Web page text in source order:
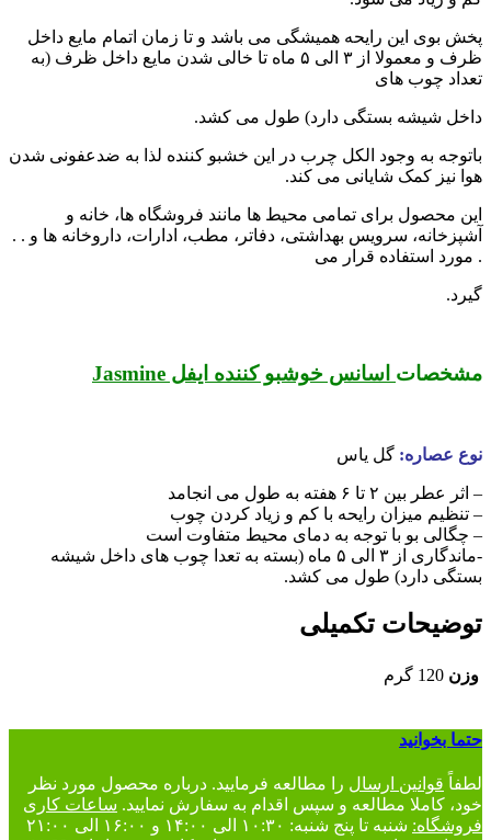
پخش بوی این رایحه همیشگی می باشد و تا زمان اتمام مایع داخل
ظرف و معمولا از ۳ الی ۵ ماه تا خالی شدن مایع داخل ظرف (به
تعداد چوب های
داخل شیشه بستگی دارد) طول می کشد.
باتوجه به وجود الکل چرب در این خشبو کننده لذا به ضدعفونی شدن
هوا نیز کمک شایانی می کند.
این محصول برای تمامی محیط ها مانند فروشگاه ها، خانه و
آشپزخانه، سرویس بهداشتی، دفاتر، مطب، ادارات، داروخانه ها و . .
. مورد استفاده قرار می
گیرد.
مشخصات اسانس خوشبو کننده ایفل Jasmine
نوع عصاره: گل یاس
– اثر عطر بین ۲ تا ۶ هفته به طول می انجامد
– تنظیم میزان رایحه با کم و زیاد کردن چوب
– چگالی بو با توجه به دمای محیط متفاوت است
-ماندگاری از ۳ الی ۵ ماه (بسته به تعدا چوب های داخل شیشه
بستگی دارد) طول می کشد.
توضیحات تکمیلی
وزن 120 گرم
حتما بخوانید
لطفاً قوانین ارسال را مطالعه فرمایید. درباره محصول مورد نظر
خود، کاملا مطالعه و سپس اقدام به سفارش نمایید. ساعات کاری
فروشگاه:
شنبه تا پنج شنبه: ۱۰:۳۰ الی ۱۴:۰۰ و ۱۶:۰۰ الی ۲۱:۰۰